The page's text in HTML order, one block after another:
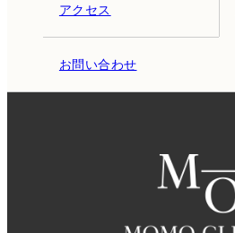
アクセス
お問い合わせ